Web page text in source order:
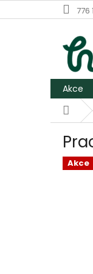
na
776
Akce
Akce